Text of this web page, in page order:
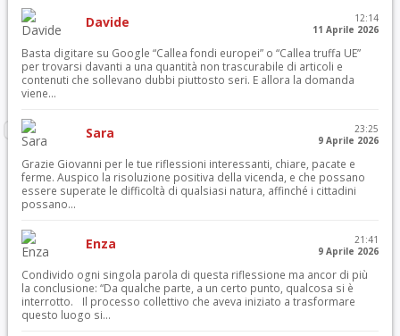
Davide
12:14
11 Aprile 2026
Basta digitare su Google “Callea fondi europei” o “Callea truffa UE”
per trovarsi davanti a una quantità non trascurabile di articoli e
contenuti che sollevano dubbi piuttosto seri. E allora la domanda
viene...
Sara
23:25
9 Aprile 2026
Grazie Giovanni per le tue riflessioni interessanti, chiare, pacate e
ferme. Auspico la risoluzione positiva della vicenda, e che possano
essere superate le difficoltà di qualsiasi natura, affinché i cittadini
possano...
Enza
21:41
9 Aprile 2026
Condivido ogni singola parola di questa riflessione ma ancor di più
la conclusione: “Da qualche parte, a un certo punto, qualcosa si è
interrotto. Il processo collettivo che aveva iniziato a trasformare
questo luogo si...